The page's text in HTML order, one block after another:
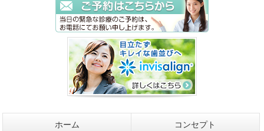
ホーム コンセプト